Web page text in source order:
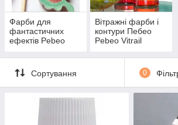
Вітражні фарби-прозорі і непрозорі фарби
робіт по склу. металу, акрилу.
Фарби для
фантастичних
ефектів Pebeo
Prisme Призма
(Франція)
Вітражні фарби і
контури Пебео
Pebeo Vitrail
прозорі і
Сортування 0